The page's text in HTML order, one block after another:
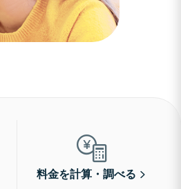
料金を計算・調べる